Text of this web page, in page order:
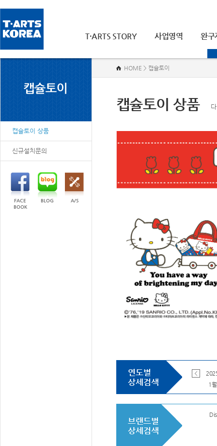
T·ARTS STORY 사업영역 완구
캡슐토이 상품
신규설치문의
FACE
BOOK
BLOG A/S
캡슐토이 상품
HOME > 캡슐토이
연도별
상세검색
2026
1월
브랜드별
상세검색